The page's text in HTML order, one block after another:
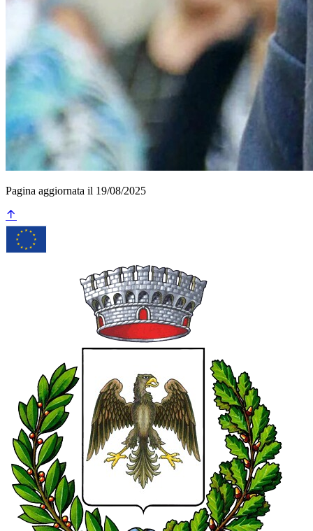
Pagina aggiornata il 19/08/2025